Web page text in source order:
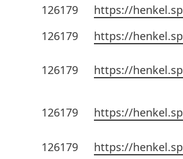
126179
https://
126179
https://
126179 https://
126179 https://
126179
https://